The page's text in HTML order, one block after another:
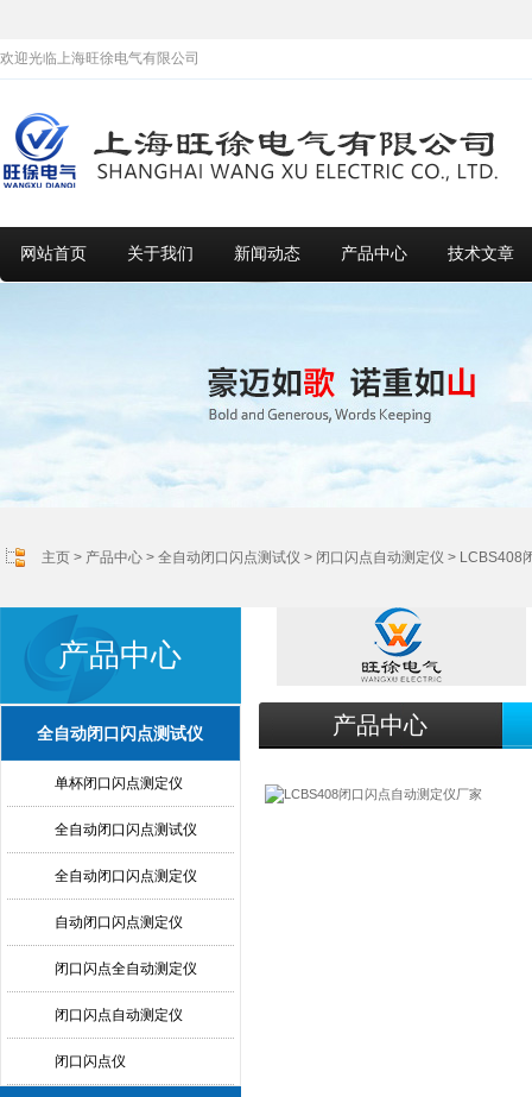
欢迎光临上海旺徐电气有限公司
网站首页 关于我们 新闻动态 产品中心 技术文章
主页 > 产品中心 > 全自动闭口闪点测试仪 > 闭口闪点自动测定仪 > LCBS408
产品中心
全自动闭口闪点测试仪
单杯闭口闪点测定仪
全自动闭口闪点测试仪
全自动闭口闪点测定仪
自动闭口闪点测定仪
闭口闪点全自动测定仪
闭口闪点自动测定仪
闭口闪点仪
产品中心